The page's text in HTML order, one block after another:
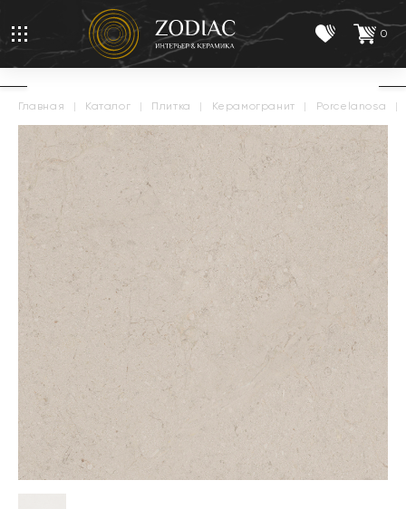
0
главная | каталог | плитка | керамогранит | porcelanosa |